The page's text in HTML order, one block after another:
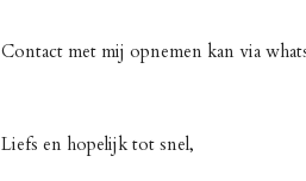
Contact met mij opnemen kan via
Liefs en hopelijk tot snel,